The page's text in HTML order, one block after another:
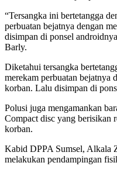
“Tersangka ini bertetangga
perbuatan bejatnya dengan
disimpan di ponsel
Barly.
Diketahui tersangka
merekam perbuatan bejatnya
korban. Lalu disimpan di
Polusi juga mengamankan
Compact disc yang berisikan
korban.
Kabid DPPA Sumsel, Alkala
melakukan pendampingan